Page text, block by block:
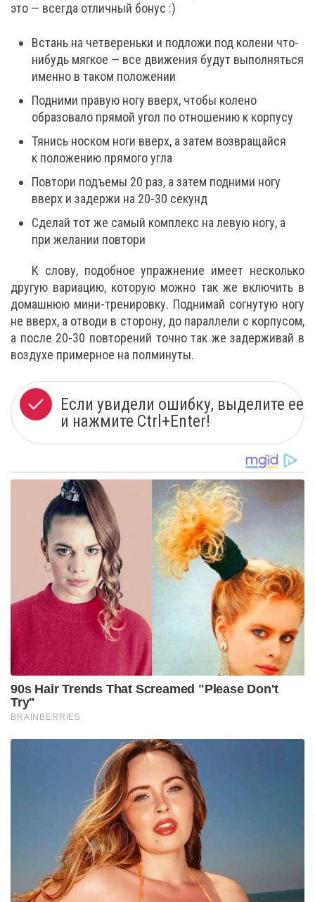
это — всегда отличный бонус :)
Встань на четвереньки и подложи под колени что-
нибудь мягкое — все движения будут выполняться
именно в таком положении
Подними правую ногу вверх, чтобы колено
образовало прямой угол по отношению к корпусу
Тянись носком ноги вверх, а затем возвращайся
к положению прямого угла
Повтори подъемы 20 раз, а затем подними ногу
вверх и задержи на 20-30 секунд
Сделай тот же самый комплекс на левую ногу, а
при желании повтори
К слову, подобное упражнение имеет несколько
другую вариацию, которую можно так же включить в
домашнюю мини-тренировку. Поднимай согнутую ногу
не вверх, а отводи в сторону, до параллели с корпусом,
а после 20-30 повторений точно так же задерживай в
воздухе примерное на полминуты.
Если увидели ошибку, выделите ее
и нажмите Ctrl+Enter!
90s Hair Trends That Screamed "Please Don't
Try"
BRAINBERRIES